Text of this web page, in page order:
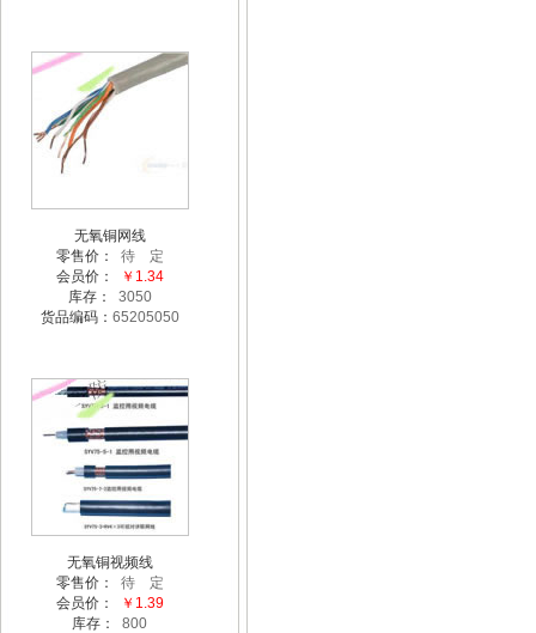
无氧铜网线
零售价： 待 定
会员价：
￥1.34
库存： 3050
货品编码： 65205050
无氧铜视频线
零售价： 待 定
会员价：
￥1.39
库存：800